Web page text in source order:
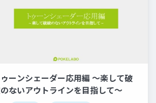
ゥーンシェーダー応用編 ～楽して破
ないアウトラインを目指して～